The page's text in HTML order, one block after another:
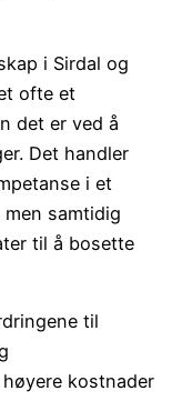
i Sirdal og
ofte et
det er ved å
Det handler
i et
samtidig
til å bosette
til
kostnader